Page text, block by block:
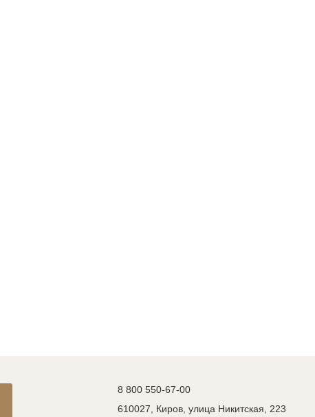
8 800 550-67-00
610027, Киров, улица Никитская, 223